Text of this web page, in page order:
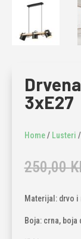
3xE27
Home/ Lusteri
250,00
Materijal: drvo i
Boja: crna, boja